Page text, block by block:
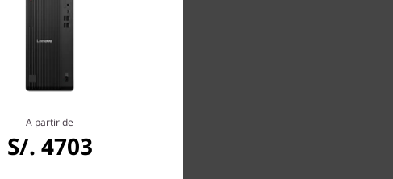
A partir de
S/. 4703